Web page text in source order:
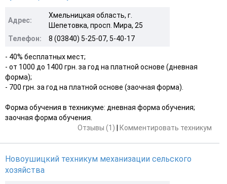
Адрес:
Хмельницкая область, г.
Шепетовка, просп. Мира, 25
Телефон:
8 (03840) 5-25-07, 5-40-17
- 40% бесплатных мест;
- от 1000 до 1400 грн. за год на платной основе (дневная
форма);
- 700 грн. за год на платной основе (заочная форма).
Форма обучения в техникуме: дневная форма обучения;
заочная форма обучения.
Отзывы (1)
Комментировать техникум
Новоушицкий техникум механизации сельского
хозяйства